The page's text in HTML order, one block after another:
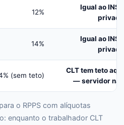
12%
Igual ao INSS
privado
14%
Igual ao INSS
privado
(sem teto)
CLT tem teto aqui
— servidor não
o RPPS com alíquotas
enquanto o trabalhador CLT